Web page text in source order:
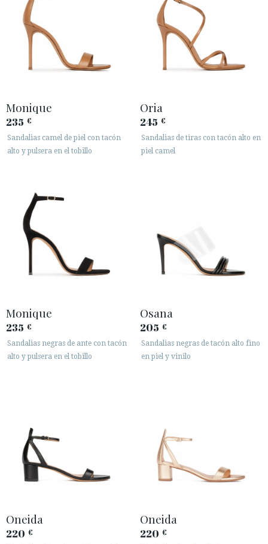
Monique
235 €
Sandalias camel de piel con tacón
alto y pulsera en el tobillo
Oria
245 €
Sandalias de tiras con tacón alto en
piel camel
Monique
235 €
Sandalias negras de ante con tacón
alto y pulsera en el tobillo
Osana
205 €
Sandalias negras de tacón alto fino
en piel y vinilo
Oneida
220 €
Oneida
220 €